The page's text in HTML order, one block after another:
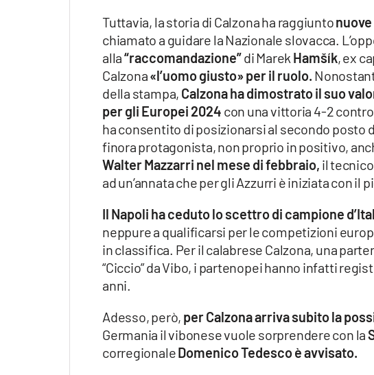
Tuttavia, la storia di Calzona ha raggiunto
chiamato a guidare la Nazionale slovacca.
alla“raccomandazione”di Marek Hamšík, ex
Calzona«l’uomo giusto» per il ruolo.
della stampa, Calzona ha dimostrato il suo
per gli Europei 2024 con una vittoria 4-2
ha consentito di posizionarsi al secondo posto
finora protagonista, non proprio in positivo,
Walter Mazzarri nel mese di febbraio, il
ad un’annata che per gli Azzurri è iniziata con il
Il Napoli ha ceduto lo scettro di campione
neppure a qualificarsi per le competizioni
in classifica. Per il calabrese Calzona, una
“Ciccio” da Vibo, i partenopei hanno infatti
anni.
Adesso, però, per Calzona arriva subito la
Germania il vibonese vuole sorprendere con la
corregionaleDomenico Tedesco è avvisato.